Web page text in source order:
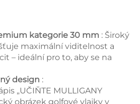
kategorie 30 mm : Široký
maximální viditelnost a
– ideální pro to, aby se na
design :
„UČIŇTE MULLIGANY
obrázek golfové vlajky v